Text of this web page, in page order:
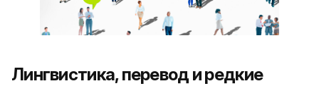
Лингвистика, перевод и редкие